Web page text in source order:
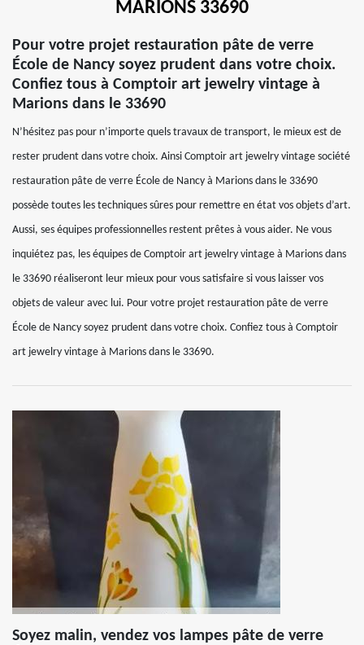
MARIONS 33690
Pour votre projet restauration pâte de verre
École de Nancy soyez prudent dans votre choix.
Confiez tous à Comptoir art jewelry vintage à
Marions dans le 33690
N’hésitez pas pour n’importe quels travaux de transport, le mieux est de
rester prudent dans votre choix. Ainsi Comptoir art jewelry vintage société
restauration pâte de verre École de Nancy à Marions dans le 33690
possède toutes les techniques sûres pour remettre en état vos objets d’art.
Aussi, ses équipes professionnelles restent prêtes à vous aider. Ne vous
inquiétez pas, les équipes de Comptoir art jewelry vintage à Marions dans
le 33690 réaliseront leur mieux pour vous satisfaire si vous laisser vos
objets de valeur avec lui. Pour votre projet restauration pâte de verre
École de Nancy soyez prudent dans votre choix. Confiez tous à Comptoir
art jewelry vintage à Marions dans le 33690.
Soyez malin, vendez vos lampes pâte de verre